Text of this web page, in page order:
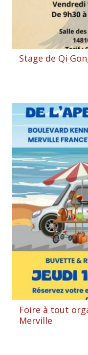
Stage de Qi
Foire à tout
Merville